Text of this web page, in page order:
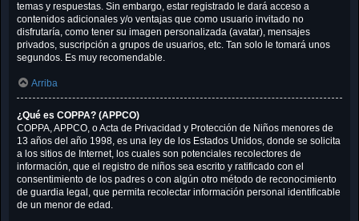
temas y respuestas. Sin embargo, estar registrado le dará acceso a
contenidos adicionales y/o ventajas que como usuario invitado no
disfrutaría, como tener su imagen personalizada (avatar), mensajes
privados, suscripción a grupos de usuarios, etc. Tan solo le tomará unos
segundos. Es muy recomendable.
Arriba
¿Qué es COPPA? (APPCO)
COPPA, APPCO, o Acta de Privacidad y Protección de Niños menores de
13 años del año 1998, es una ley de los Estados Unidos, donde se solicita
a los sitios de Internet, los cuales son potenciales recolectores de
información, que el registro de niños sea escrito y ratificado con el
consentimiento de los padres o con algún otro método de reconocimiento
de guardia legal, que permita recolectar información personal identificable
de un menor de edad.